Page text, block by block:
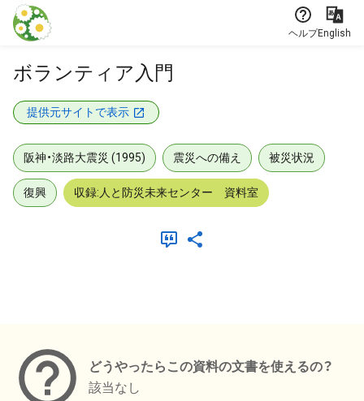
本文に飛ぶ
ヘルプEnglish
ボランティア入門
提供元サイトで表示
阪神・淡路大震災 (1995) 震災への備え 被災状況
復興 収録:人と防災未来センター 資料室
どうやったらこの資料の文書を使えるの？
該当なし